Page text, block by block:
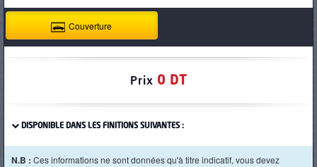
Couverture
Prix 0 DT
DISPONIBLE DANS LES FINITIONS SUIVANTES :
N.B : Ces informations ne sont données qu'à titre indicatif, vous devez